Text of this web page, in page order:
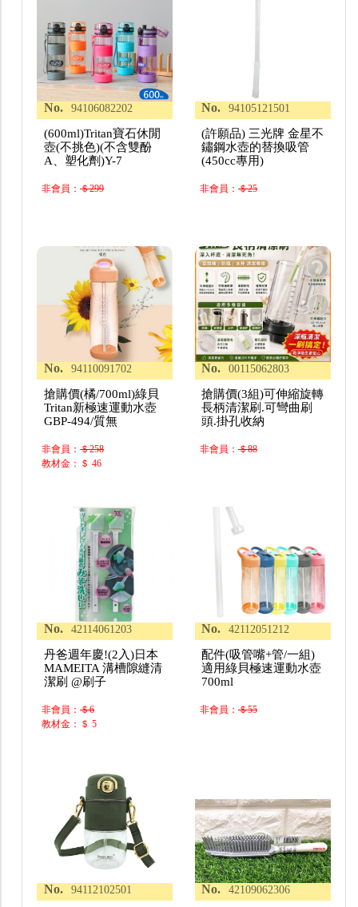
No. 94106082202
(600ml)Tritan寶石休閒
壺(不挑色)(不含雙酚
A、塑化劑)Y-7
非會員：＄299
No. 94105121501
(許願品) 三光牌 金星不
鏽鋼水壺的替換吸管
(450cc專用)
非會員：＄25
No. 94110091702
搶購價(橘/700ml)綠貝
Tritan新極速運動水壺
GBP-494/質無
非會員：＄258
教材金：＄ 46
No. 00115062803
搶購價(3組)可伸縮旋轉
長柄清潔刷.可彎曲刷
頭.掛孔收納
非會員：＄88
No. 42114061203
丹爸週年慶!(2入)日本
MAMEITA 溝槽隙縫清
潔刷 @刷子
非會員：＄6
教材金：＄ 5
No. 42112051212
配件(吸管嘴+管/一組)
適用綠貝極速運動水壺
700ml
非會員：＄55
No. 94112102501 No. 42109062306